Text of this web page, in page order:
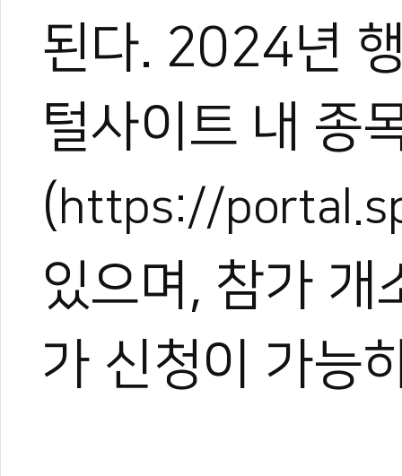
된다. 2024년
털사이트 내 종
( https://
있으며, 참가 개
가 신청이 가능
[무카스TV-고